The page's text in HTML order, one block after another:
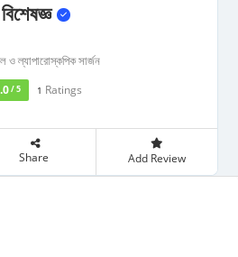
বিশেষজ্ঞ
ও ল্যাপারোস্কপিক সার্জন
/ 5 1 Ratings
Share Add Review